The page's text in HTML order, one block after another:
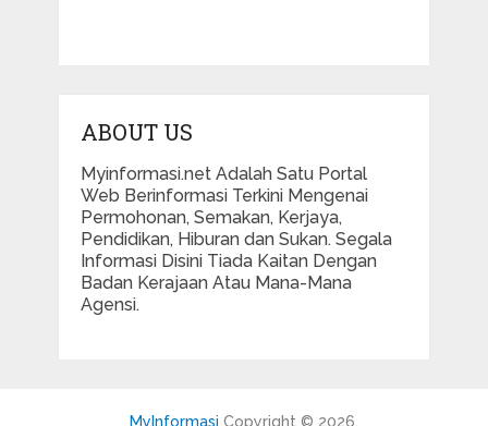
ABOUT US
Myinformasi.net Adalah Satu Portal
Web Berinformasi Terkini Mengenai
Permohonan, Semakan, Kerjaya,
Pendidikan, Hiburan dan Sukan. Segala
Informasi Disini Tiada Kaitan Dengan
Badan Kerajaan Atau Mana-Mana
Agensi.
MyInformasi Copyright © 2026.